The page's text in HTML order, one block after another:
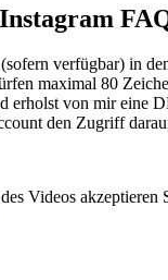
verfügbar) in
maximal 80
erholst von mir eine
den Zugriff
Videos akzeptieren